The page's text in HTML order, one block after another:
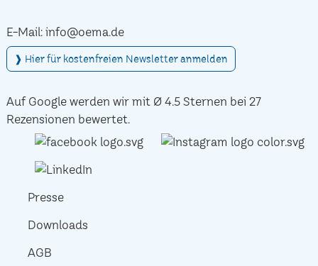
E-Mail: info@oema.de
❱ Hier für kostenfreien Newsletter anmelden
Auf Google werden wir mit Ø 4.5 Sternen bei 27
Rezensionen bewertet.
Presse
Downloads
AGB